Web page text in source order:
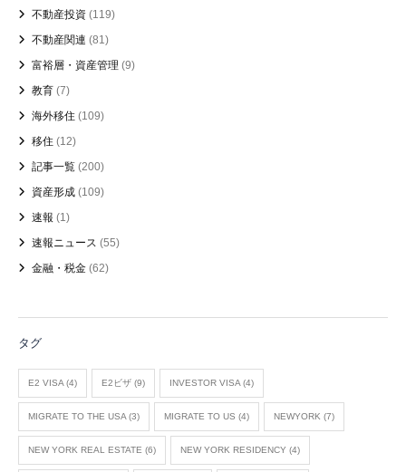
不動産投資 (119)
不動産関連 (81)
富裕層・資産管理 (9)
教育 (7)
海外移住 (109)
移住 (12)
記事一覧 (200)
資産形成 (109)
速報 (1)
速報ニュース (55)
金融・税金 (62)
タグ
E2 VISA (4) E2ビザ (9) INVESTOR VISA (4)
MIGRATE TO THE USA (3) MIGRATE TO US (4) NEWYORK (7)
NEW YORK REAL ESTATE (6) NEW YORK RESIDENCY (4)